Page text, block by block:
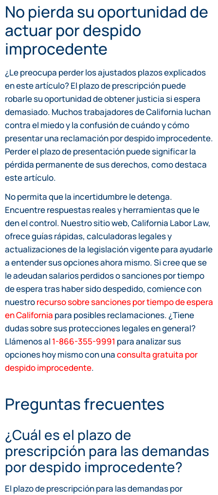
No pierda su oportunidad de
actuar por despido
improcedente
¿Le preocupa perder los ajustados plazos explicados
en este artículo? El plazo de prescripción puede
robarle su oportunidad de obtener justicia si espera
demasiado. Muchos trabajadores de California luchan
contra el miedo y la confusión de cuándo y cómo
presentar una reclamación por despido improcedente.
Perder el plazo de presentación puede significar la
pérdida permanente de sus derechos, como destaca
este artículo.
No permita que la incertidumbre le detenga.
Encuentre respuestas reales y herramientas que le
den el control. Nuestro sitio web, California Labor Law,
ofrece guías rápidas, calculadoras legales y
actualizaciones de la legislación vigente para ayudarle
a entender sus opciones ahora mismo. Si cree que se
le adeudan salarios perdidos o sanciones por tiempo
de espera tras haber sido despedido, comience con
nuestrorecurso sobre sanciones por tiempo de espera
en California para posibles reclamaciones. ¿Tiene
dudas sobre sus protecciones legales en general?
Llámenos al 1-866-355-9991 para analizar sus
opciones hoy mismo con unaconsulta gratuita por
despido improcedente.
Preguntas frecuentes
¿Cuál es el plazo de
prescripción para las demandas
por despido improcedente?
El plazo de prescripción para las demandas por